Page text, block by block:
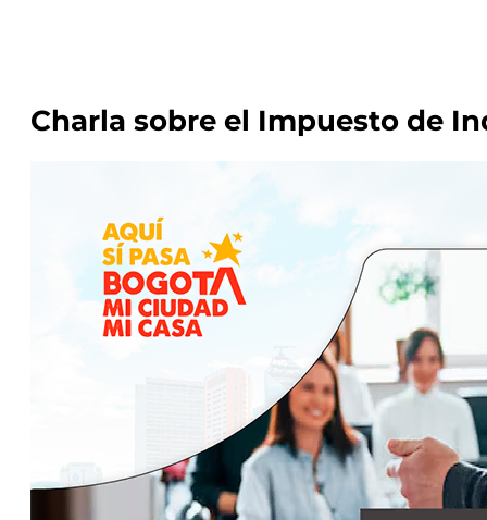
Charla sobre el Impuesto de